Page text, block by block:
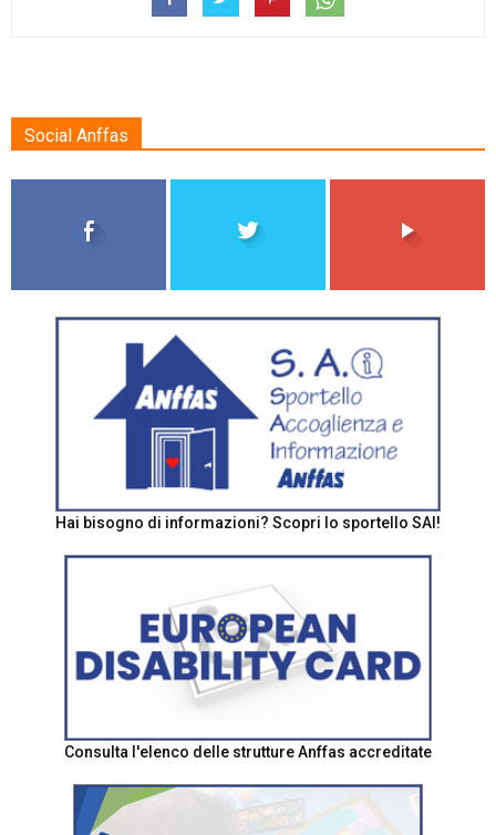
Social Anffas
Hai bisogno di informazioni? Scopri lo sportello SAI!
Consulta l'elenco delle strutture Anffas accreditate